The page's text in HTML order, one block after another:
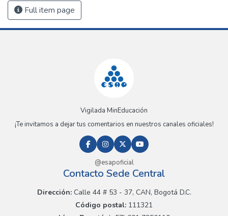
Full item page
Vigilada MinEducación
¡Te invitamos a dejar tus comentarios en nuestros canales oficiales!
@esapoficial
Contacto Sede Central
Dirección:Calle 44 # 53 - 37, CAN, Bogotá D.C.
Código postal: 111321